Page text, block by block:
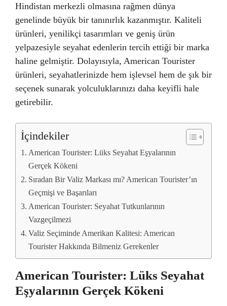
Hindistan merkezli olmasına rağmen dünya
genelinde büyük bir tanınırlık kazanmıştır. Kaliteli
ürünleri, yenilikçi tasarımları ve geniş ürün
yelpazesiyle seyahat edenlerin tercih ettiği bir marka
haline gelmiştir. Dolayısıyla, American Tourister
ürünleri, seyahatlerinizde hem işlevsel hem de şık bir
seçenek sunarak yolculuklarınızı daha keyifli hale
getirebilir.
İçindekiler
American Tourister: Lüks Seyahat Eşyalarının
Gerçek Kökeni
Sıradan Bir Valiz Markası mı? American Tourister’ın
Geçmişi ve Başarıları
American Tourister: Seyahat Tutkunlarının
Vazgeçilmezi
Valiz Seçiminde Amerikan Kalitesi: American
Tourister Hakkında Bilmeniz Gerekenler
American Tourister: Lüks Seyahat
Eşyalarının Gerçek Kökeni